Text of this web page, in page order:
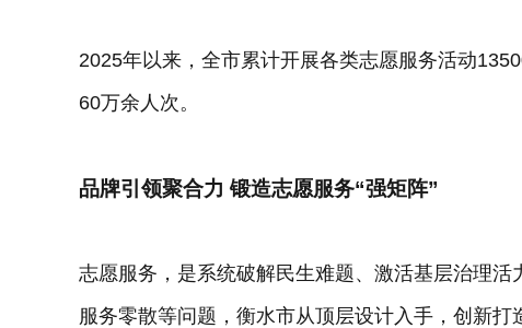
2025年以来，全市累计开展各类志愿服务活动
60万余人次。
品牌引领聚合力 锻造志愿服务“强矩阵”
志愿服务，是系统破解民生难题、激活基层治理活
服务零散等问题，衡水市从顶层设计入手，创新打